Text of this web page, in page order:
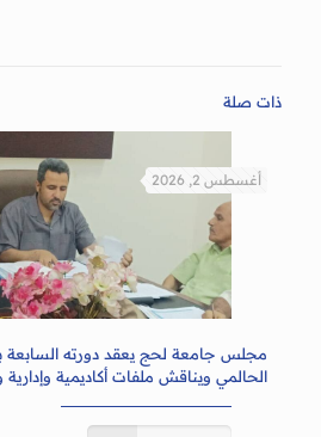
ذات صلة
أغسطس 2, 2026
مجلس جامعة لحج يعقد دورته
الحالمي ويناقش ملفات أكاديمية وإدارية